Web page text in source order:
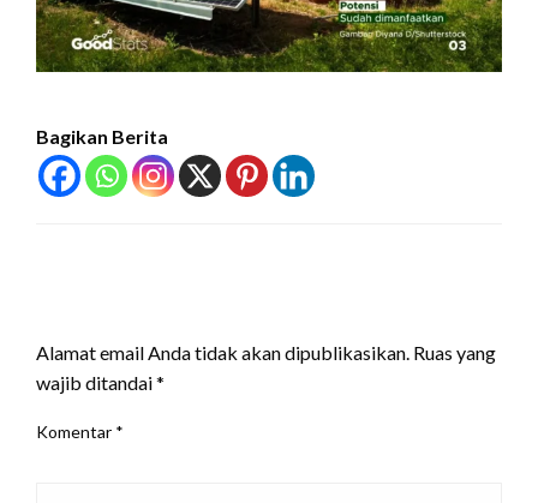
Bagikan Berita
Alamat email Anda tidak akan dipublikasikan. Ruas yang
wajib ditandai*
Komentar *